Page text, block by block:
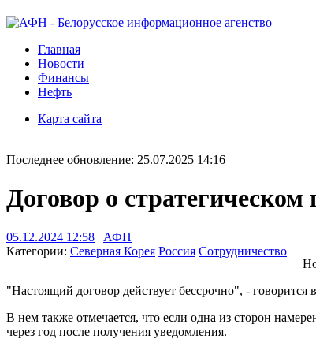
Главная
Новости
Финансы
Нефть
Карта сайта
Последнее обновление: 25.07.2025 14:16
Договор о
05.12.2024 12:58 | АФН
Категории: Северная Корея Россия Сотрудничество
"Настоящий договор действует бессрочно", -
В нем также отмечается, что если одна из сторон
через год после получения уведомления.